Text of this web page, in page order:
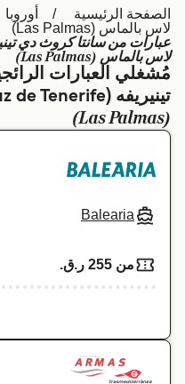
Belgique (FR)
Deutschland
Norge
Indonesia
الصفحة الرئيسية أوروبا
لاس بالماس (Las Palmas)
لاس بالماس (Las Palmas)
مُشغلي العبارات
تينيريفه (Santa Cruz de Tenerife) -
(Las Palmas)
Balearia
من 255 ر.ق.‏